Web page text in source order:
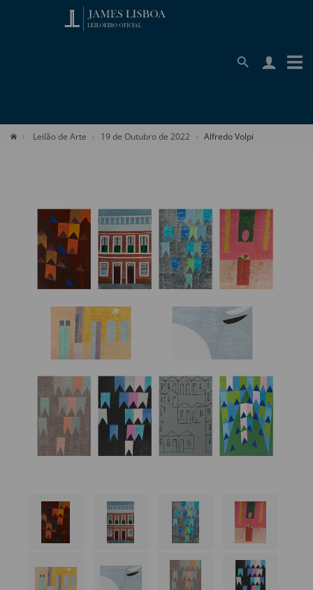
Leilão de Arte 19 de Outubro de 2022 Alfredo Volpi